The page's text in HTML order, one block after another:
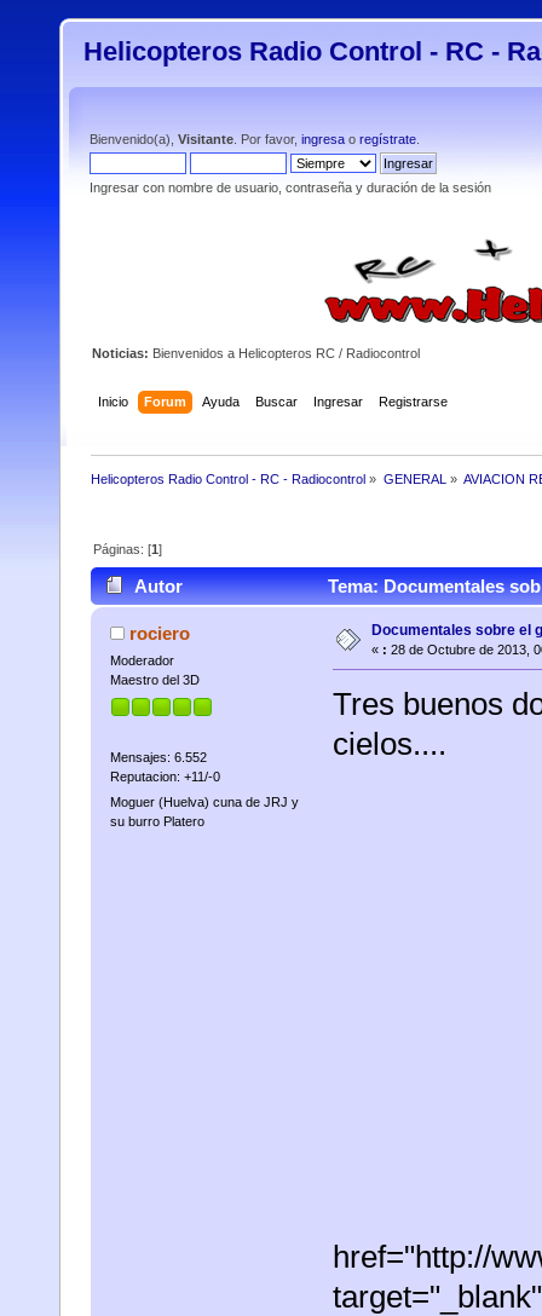
Helicopteros Radio Control - RC -
Bienvenido(a), Visitante . Por favor, ingresa o regístrate
Ingresar con nombre de usuario, contraseña y duración de la sesión
Noticias: Bienvenidos a Helicopteros RC / Radiocontrol
Inicio Forum Ayuda Buscar Ingresar Registrarse
Helicopteros Radio Control - RC - Radiocontrol » GENERAL » AVIACION
Páginas: [1]
Autor Tema: Documentales
rociero
Moderador
Maestro del 3D
Mensajes: 6.552
Reputacion: +11/-0
Moguer (Huelva) cuna de JRJ y
su burro Platero
Documentales sobre el
« : 28 de Octubre de 2013,
Tres buenos
cielos....
href="http://